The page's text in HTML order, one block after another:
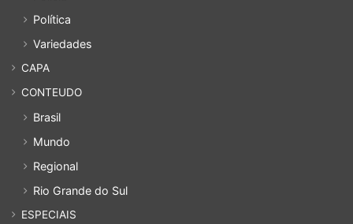
Política
Variedades
CAPA
CONTEUDO
Brasil
Mundo
Regional
Rio Grande do Sul
ESPECIAIS